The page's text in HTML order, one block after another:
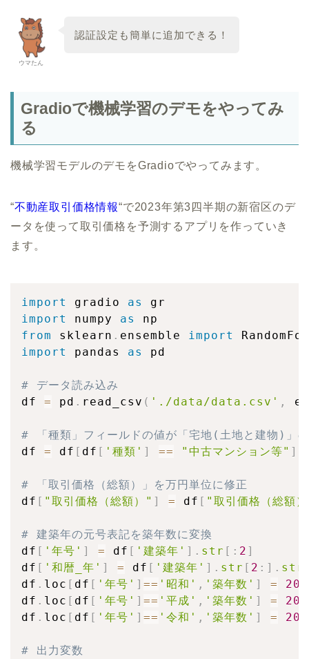
ウマたん
認証設定も簡単に追加できる！
Gradioで機械学習のデモをやってみ
る
機械学習モデルのデモをGradioでやってみます。
“不動産取引価格情報“で2023年第3四半期の新宿区のデ
ータを使って取引価格を予測するアプリを作っていき
ます。
import gradio as
import
numpy as
from
sklearn . ensemble
import
import
pandas as pd
# データ読み込み
df = pd . read_csv ( './data/data.csv' ,
# 「種類」フィールドの値が「宅地(土地と建物)」
df = df [ df [ '種類' ] == "中古マンション等" ]
# 「取引価格（総額）」を万円単位に修正
df [ "取引価格（総額）" ] = df [ "取引価格（総額
# 建築年の元号表記を築年数に変換
df [ '年号' ] = df [ '建築年' ] . str [ : 2 ]
df [ '和暦_年' ] = df [ '建築年' ] . str [ 2 : ] . str
df . loc [ df [ '年号' ] == '昭和' , '築年数' ] =
df . loc [ df [ '年号' ] == '平成' , '築年数' ] =
df . loc [ df [ '年号' ] == '令和' , '築年数' ] =
# 出力変数